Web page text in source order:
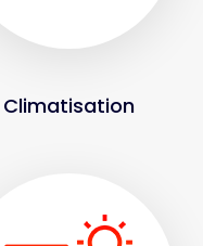
Climatisation